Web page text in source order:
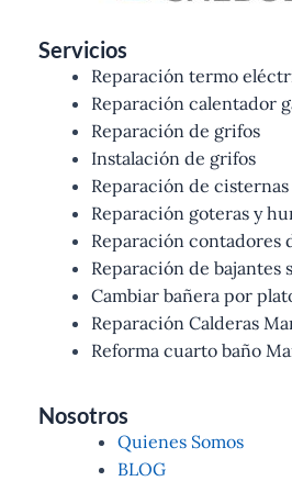
Servicios
Reparación termo
Reparación calentador
Reparación de grifos
Instalación de grifos
Reparación de cisternas
Reparación goteras y
Reparación contadores
Reparación de bajantes
Cambiar bañera por
Reparación Calderas
Reforma cuarto baño
Nosotros
Quienes Somos
BLOG